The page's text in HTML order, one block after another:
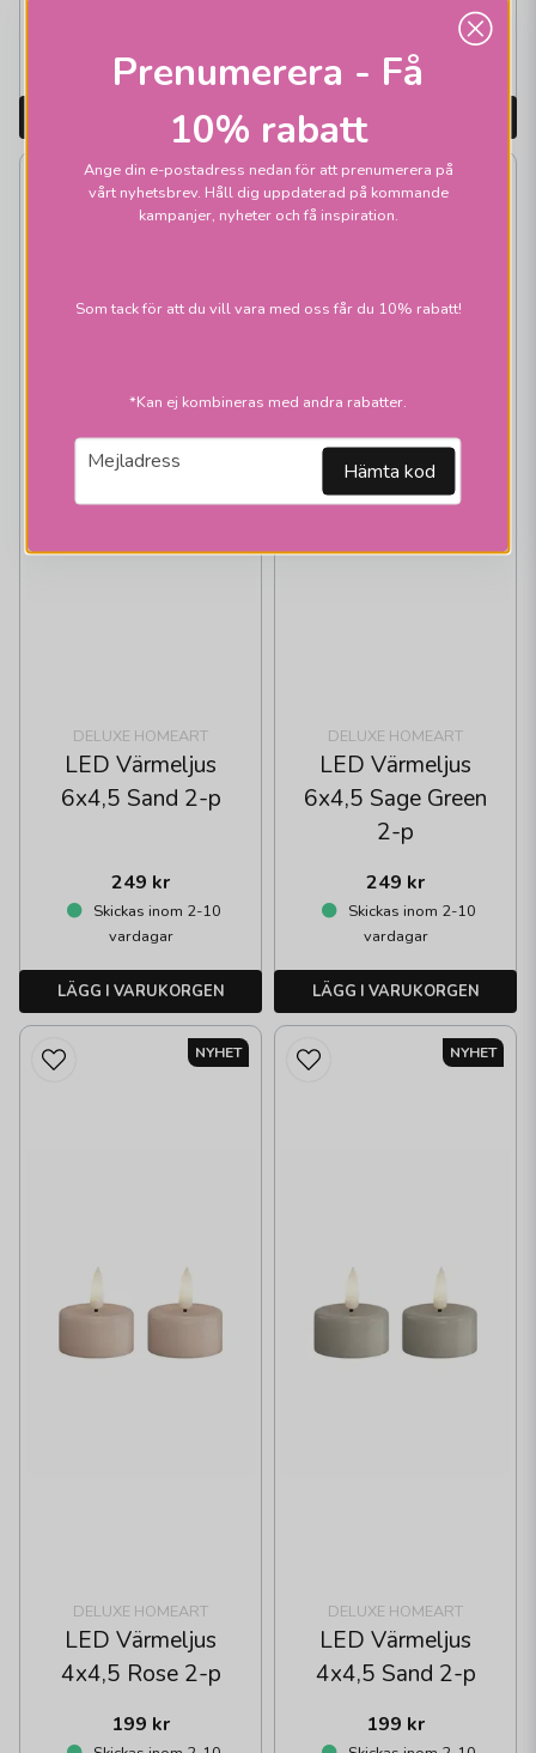
vardagar
LÄGG I VARUKORGEN
Skickas inom 2-10
vardagar
LÄGG I VARUKORGEN
DELUXE HOMEART
LED Värmeljus
6x4,5 Sand 2-p
249 kr
Skickas inom 2-10
vardagar
LÄGG I VARUKORGEN
NYHET
DELUXE HOMEART
LED Värmeljus
6x4,5 Sage Green
2-p
249 kr
Skickas inom 2-10
vardagar
LÄGG I VARUKORGEN
NYHET
DELUXE HOMEART
LED Värmeljus
4x4,5 Rose 2-p
199 kr
NYHET
DELUXE HOMEART
LED Värmeljus
4x4,5 Sand 2-p
199 kr
NYHET
Prenumerera - Få
10% rabatt
Ange din e-postadress nedan för att prenumerera på
vårt nyhetsbrev. Håll dig uppdaterad på kommande
kampanjer, nyheter och få inspiration.
Som tack för att du vill vara med oss får du 10% rabatt!
*Kan ej kombineras med andra rabatter.
email
Mejladress Hämta kod